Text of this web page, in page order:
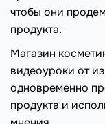
чтобы они
продукта.
Магазин
видеоуроки от
одновременно
продукта и